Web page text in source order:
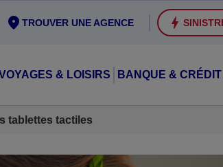
TROUVER UNE AGENCE
& LOISIRS BANQUE & CRÉDIT
tablettes tactiles